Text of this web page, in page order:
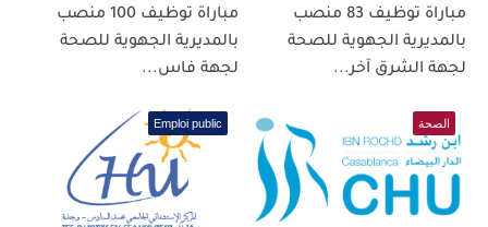
مباراة توظيف 83 منصب
بالمديرية الجهوية للصحة
لجهة الشرق آخر...
مباراة توظيف 100 منصب
بالمديرية الجهوية للصحة
لجهة فاس...
الصحة Emploi public